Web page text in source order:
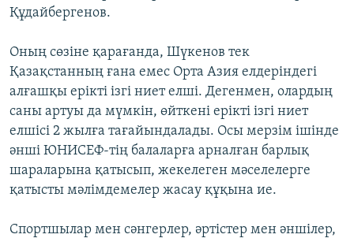
Құдайбергенов.
Оның сөзіне қарағанда, Шүкенов тек
Қазақстанның ғана емес Орта Азия елдеріндегі
алғашқы ерікті ізгі ниет елші. Дегенмен, олардың
саны артуы да мүмкін, өйткені ерікті ізгі ниет
елшісі 2 жылға тағайындалады. Осы мерзім ішінде
әнші ЮНИСЕФ-тің балаларға арналған барлық
шараларына қатысып, жекелеген мәселелерге
қатысты мәлімдемелер жасау құқына ие.
Спортшылар мен сәнгерлер, әртістер мен әншілер,